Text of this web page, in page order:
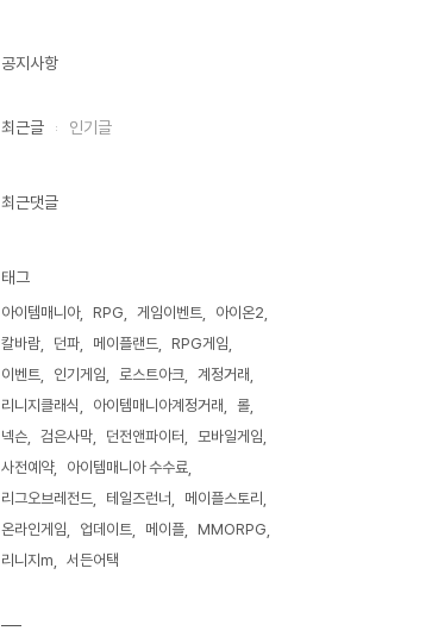
공지사항
최근글 인기글
최근댓글
태그
아이템매니아 RPG 게임이벤트
아이온2
칼바람
던파 메이플랜드
RPG게임
이벤트
인기게임 로스트아크
계정거래
리니지클래식
아이템매니아계정거래
롤
넥슨
검은사막 던전앤파이터
모바일게임
사전예약
아이템매니아 수수료
리그오브레전드
테일즈런너
메이플스토리
온라인게임
업데이트 메이플
MMORPG
리니지m
서든어택